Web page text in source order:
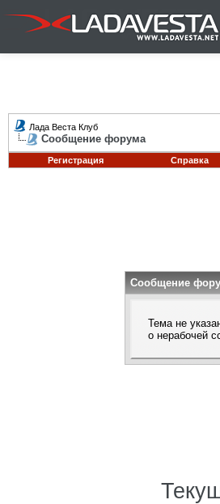
Лада Веста Клуб
Сообщение форума
Регистрация Справка
Сообщение
Тема не
о нерабочей